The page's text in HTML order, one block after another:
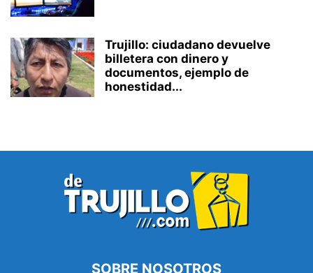
Trujillo: ciudadano devuelve
billetera con dinero y
documentos, ejemplo de
honestidad...
SOBRE NOSOTROS